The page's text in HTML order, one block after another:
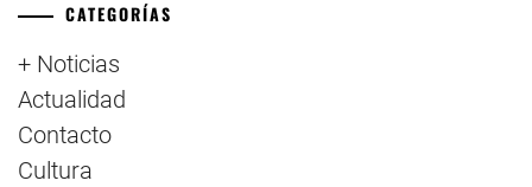
CATEGORÍAS
+ Noticias
Actualidad
Contacto
Cultura